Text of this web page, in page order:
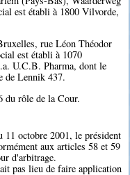
est établi à 1800 Vilvorde,
rue Léon Théodor
est établi à 1070
U.C.B. Pharma, dont le
de Lennik 437.
du rôle de la Cour.
11 octobre 2001, le président
aux articles 58 et 59
d'arbitrage.
pas lieu de faire application